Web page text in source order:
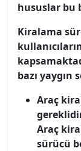
hususlar bu
Kiralama
bazı yaygın
Araç
Araç
sürücü